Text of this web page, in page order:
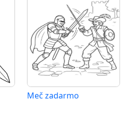
Meč zadarmo